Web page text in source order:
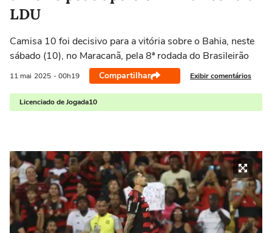
LDU
Camisa 10 foi decisivo para a vitória sobre o Bahia, neste
sábado (10), no Maracanã, pela 8ª rodada do Brasileirão
11 mai 2025 - 00h19 Compartilhar Exibir comentários
Licenciado de Jogada10